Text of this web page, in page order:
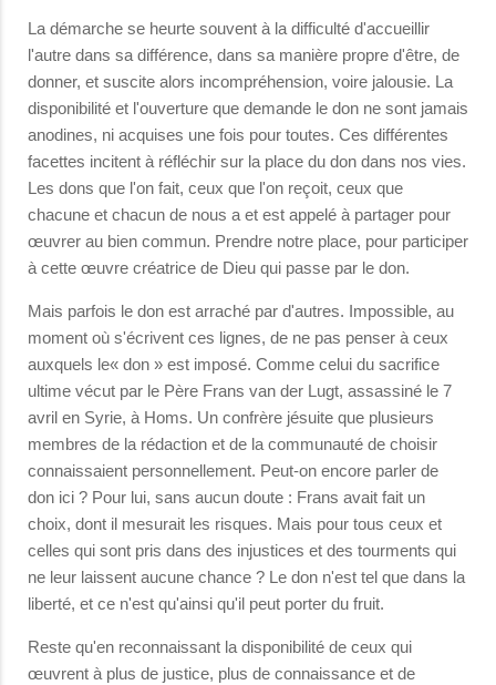
La démarche se heurte souvent à la difficulté d'accueillir
l'autre dans sa différence, dans sa manière propre d'être, de
donner, et suscite alors incompréhension, voire jalousie. La
disponibilité et l'ouverture que demande le don ne sont jamais
anodines, ni acquises une fois pour toutes. Ces différentes
facettes incitent à réfléchir sur la place du don dans nos vies.
Les dons que l'on fait, ceux que l'on reçoit, ceux que
chacune et chacun de nous a et est appelé à partager pour
œuvrer au bien commun. Prendre notre place, pour participer
à cette œuvre créatrice de Dieu qui passe par le don.
Mais parfois le don est arraché par d'autres. Impossible, au
moment où s'écrivent ces lignes, de ne pas penser à ceux
auxquels le« don » est imposé. Comme celui du sacrifice
ultime vécut par le Père Frans van der Lugt, assassiné le 7
avril en Syrie, à Homs. Un confrère jésuite que plusieurs
membres de la rédaction et de la communauté de choisir
connaissaient personnellement. Peut-on encore parler de
don ici ? Pour lui, sans aucun doute : Frans avait fait un
choix, dont il mesurait les risques. Mais pour tous ceux et
celles qui sont pris dans des injustices et des tourments qui
ne leur laissent aucune chance ? Le don n'est tel que dans la
liberté, et ce n'est qu'ainsi qu'il peut porter du fruit.
Reste qu'en reconnaissant la disponibilité de ceux qui
œuvrent à plus de justice, plus de connaissance et de